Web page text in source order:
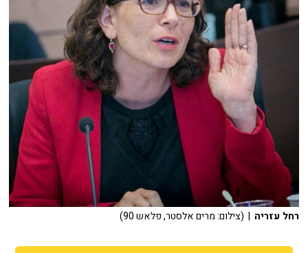
רחל עזריה | (צילום: מרים אלסטר, פלאש 90)